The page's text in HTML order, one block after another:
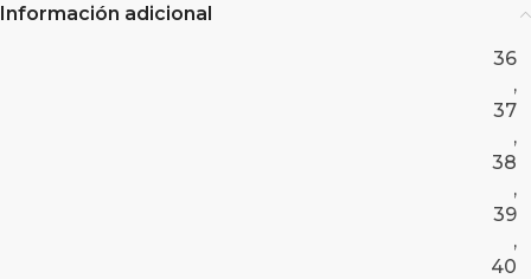
Información adicional
36
,
37
,
38
,
39
,
40